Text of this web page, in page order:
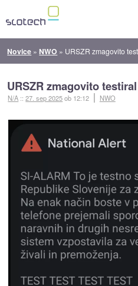
Novice » NWO » URSZR zmagovito
URSZR zmagovito
N/A ::27. sep 2025ob 12:12 NWO